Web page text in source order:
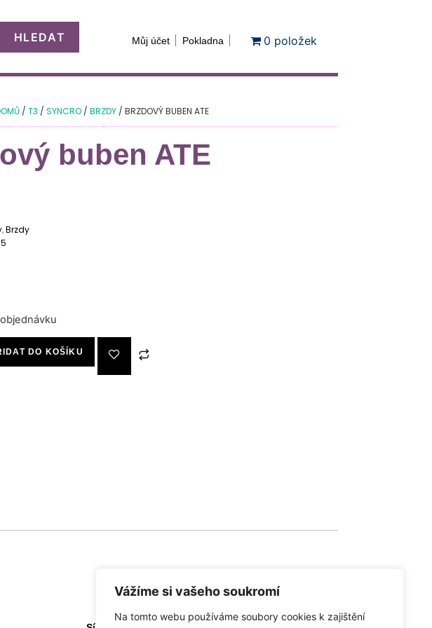
Vážíme si vašeho soukromí
Na tomto webu používáme soubory cookies k zajištění
HLEDAT Můj účet Pokladna 0 položek
/ T3 / SYNCRO/ BRZDY/ BRZDOVÝ BUBEN ATE
buben ATE
,Brzdy
DO KOŠÍKU